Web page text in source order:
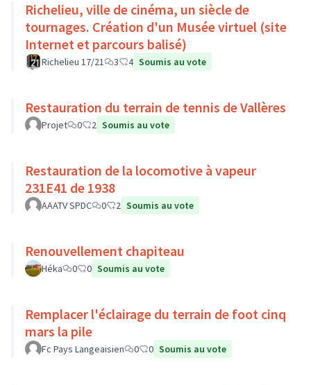
Richelieu, ville de cinéma, un siècle de
tournages. Création d'un Musée virtuel (site
Internet et parcours balisé)
Richelieu 17/21 3 4 Soumis au vote
Restauration du terrain de tennis de Vallères
Projet 0 2 Soumis au vote
Restauration de la locomotive à vapeur
231E41 de 1938
AAATV SPDC 0 2 Soumis au vote
Renouvellement chapiteau
Héka 0 0 Soumis au vote
Remplacer l'éclairage du terrain de foot cinq
mars la pile
Fc Pays Langeaisien 0 0 Soumis au vote